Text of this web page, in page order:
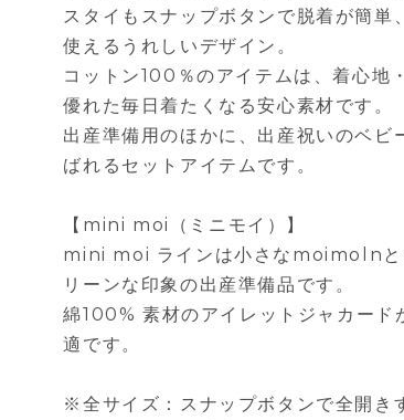
スタイもスナップボタンで脱着が簡単
使えるうれしいデザイン。
コットン100％のアイテムは、着心地
優れた毎日着たくなる安心素材です。
出産準備用のほかに、出産祝いのベビ
ばれるセットアイテムです。
【mini moi（ミニモイ）】
mini moi ラインは小さなmoimolnと
リーンな印象の出産準備品です。
綿100% 素材のアイレットジャカード
適です。
※全サイズ：スナップボタンで全開き